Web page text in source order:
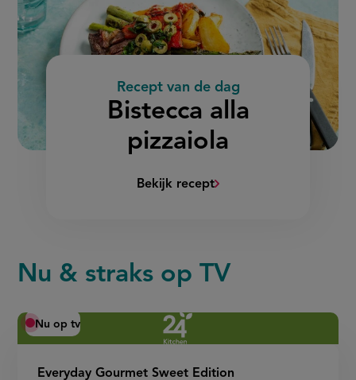
Recept van de dag
:
Bistecca alla
pizzaiola
Bekijk recept(Bistecca
Nu & straks op TV
Everyday Gourmet Sweet Edition
Nu op tv